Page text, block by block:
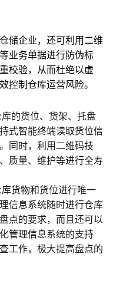
储企业，还可利用二维
业务单据进行防伪标
校验，从而杜绝以虚
控制仓库运营风险。
的货位、货架、托盘
式智能终端读取货位信
同时，利用二维码技
质量、维护等进行全寿
货物和货位进行唯一
信息系统随时进行仓库
点的要求，而且还可以
管理信息系统的支持
工作，极大提高盘点的